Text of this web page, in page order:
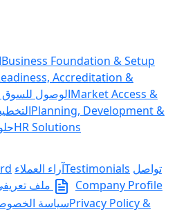
Business Foundation & Setup
Accreditation &
الوصول للسوقMarket Access &
Planning, Development &
HR Solutions
آراء العملاءTestimonials تواصل
Company Profile
سياسةPrivacy Policy &